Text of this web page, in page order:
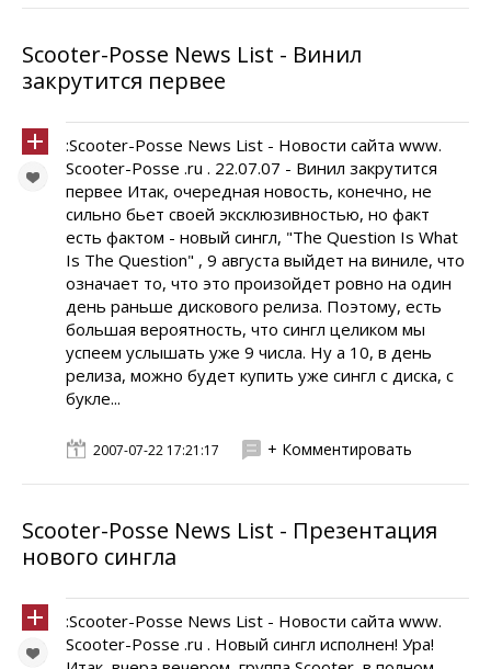
Scooter-Posse News List - Винил
закрутится первее
:Scooter-Posse News List - Новости сайта www.
Scooter-Posse .ru . 22.07.07 - Винил закрутится
первее Итак, очередная новость, конечно, не
сильно бьет своей эксклюзивностью, но факт
есть фактом - новый сингл, "The Question Is What
Is The Question" , 9 августа выйдет на виниле, что
означает то, что это произойдет ровно на один
день раньше дискового релиза. Поэтому, есть
большая вероятность, что сингл целиком мы
успеем услышать уже 9 числа. Ну а 10, в день
релиза, можно будет купить уже сингл с диска, с
букле...
2007-07-22 17:21:17 + Комментировать
Scooter-Posse News List - Презентация
нового сингла
:Scooter-Posse News List - Новости сайта www.
Scooter-Posse .ru . Новый сингл исполнен! Ура!